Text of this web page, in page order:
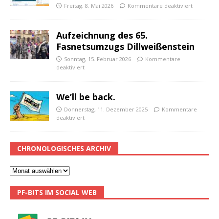
Freitag, 8. Mai 2026 Kommentare deaktiviert
Aufzeichnung des 65.
Fasnetsumzugs Dillweißenstein
Sonntag, 15. Februar 2026
Kommentare
deaktiviert
We’ll be back.
Donnerstag, 11. Dezember 2025
Kommentare
deaktiviert
CHRONOLOGISCHES ARCHIV
PF-BITS IM SOCIAL WEB